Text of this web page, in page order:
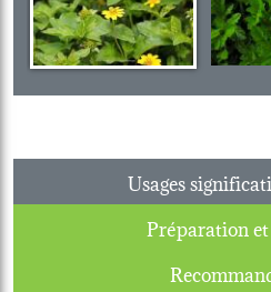
Usages
Préparation et